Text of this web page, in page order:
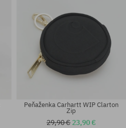
Peňaženka Carhartt WIP Clarton
Zip
29,90 € 23,90 €